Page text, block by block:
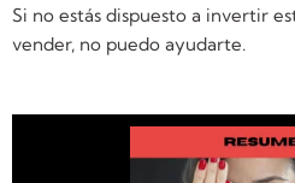
Si no estás dispuesto a invertir
vender, no puedo ayudarte.